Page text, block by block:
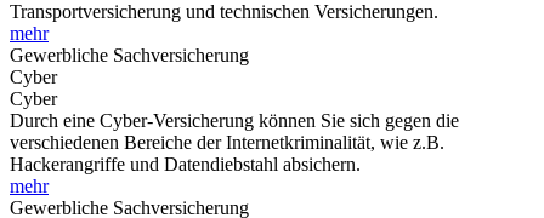
Transportversicherung und technischen Versicherungen.
mehr
Gewerbliche Sachversicherung
Cyber
Cyber
Durch eine Cyber-Versicherung können Sie sich gegen die
verschiedenen Bereiche der Internetkriminalität, wie z.B.
Hackerangriffe und Datendiebstahl absichern.
mehr
Gewerbliche Sachversicherung